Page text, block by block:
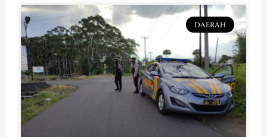
DAERAH